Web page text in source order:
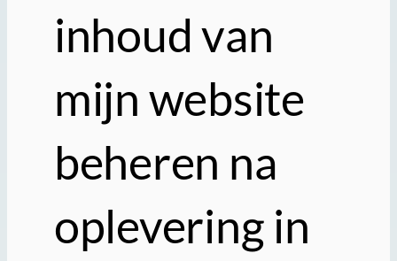
inhoud van
mijn website
beheren na
oplevering in